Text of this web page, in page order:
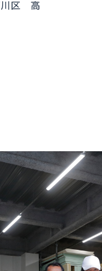
川区 高